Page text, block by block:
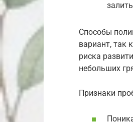
Способы
вариант, так
риска
небольших
Признаки